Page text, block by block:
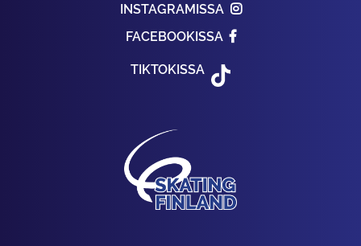
INSTAGRAMISSA
FACEBOOKISSA
TIKTOKISSA